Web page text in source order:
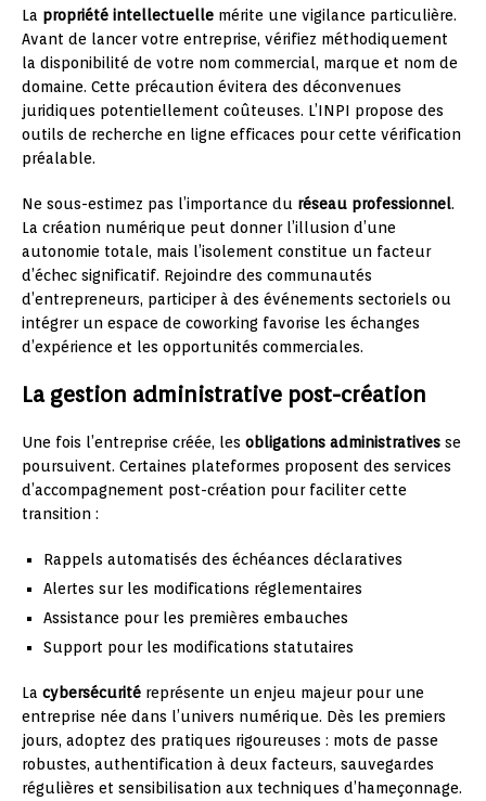
La propriété intellectuelle mérite une vigilance particulière.
Avant de lancer votre entreprise, vérifiez méthodiquement
la disponibilité de votre nom commercial, marque et nom de
domaine. Cette précaution évitera des déconvenues
juridiques potentiellement coûteuses. L’INPI propose des
outils de recherche en ligne efficaces pour cette vérification
préalable.
Ne sous-estimez pas l’importance du réseau professionnel.
La création numérique peut donner l’illusion d’une
autonomie totale, mais l’isolement constitue un facteur
d’échec significatif. Rejoindre des communautés
d’entrepreneurs, participer à des événements sectoriels ou
intégrer un espace de coworking favorise les échanges
d’expérience et les opportunités commerciales.
La gestion administrative post-création
Une fois l’entreprise créée, les obligations administratives se
poursuivent. Certaines plateformes proposent des services
d’accompagnement post-création pour faciliter cette
transition :
Rappels automatisés des échéances déclaratives
Alertes sur les modifications réglementaires
Assistance pour les premières embauches
Support pour les modifications statutaires
La cybersécurité représente un enjeu majeur pour une
entreprise née dans l’univers numérique. Dès les premiers
jours, adoptez des pratiques rigoureuses : mots de passe
robustes, authentification à deux facteurs, sauvegardes
régulières et sensibilisation aux techniques d’hameçonnage.